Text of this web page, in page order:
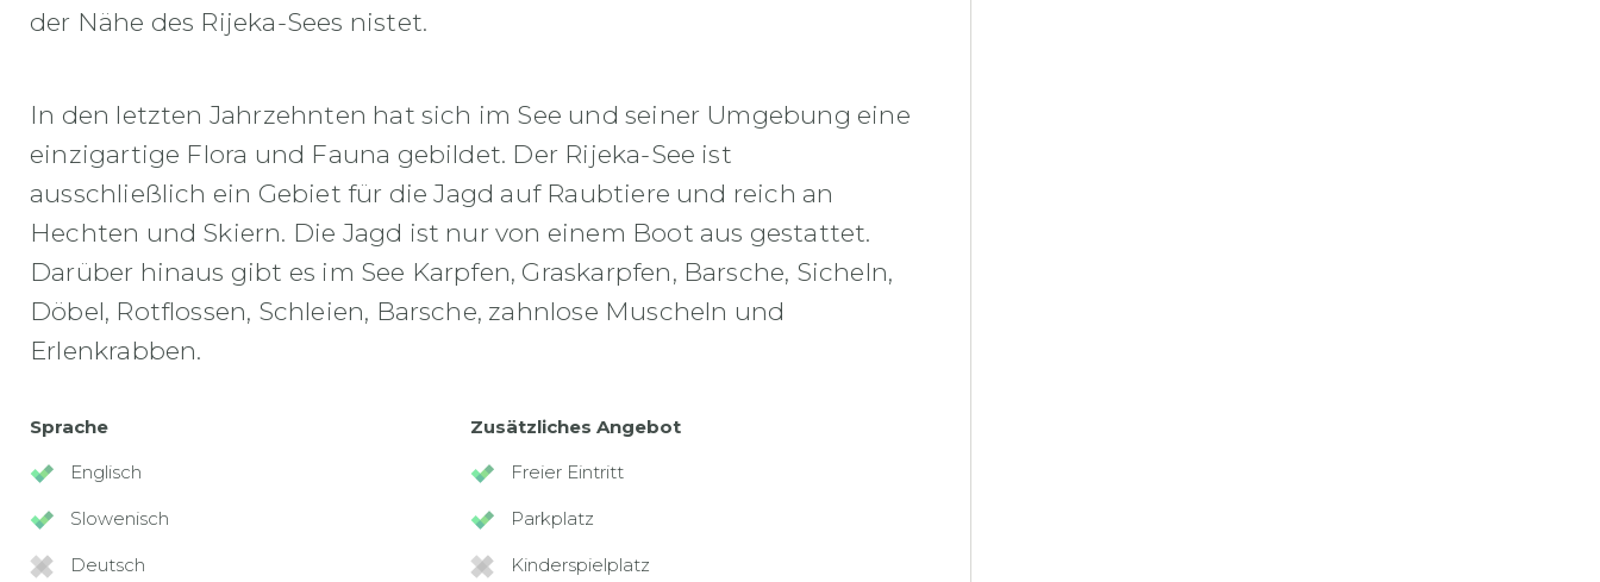
der Nähe des Rijeka-Sees nistet.
In den letzten Jahrzehnten hat sich im See und seiner Umgebung eine
einzigartige Flora und Fauna gebildet. Der Rijeka-See ist
ausschließlich ein Gebiet für die Jagd auf Raubtiere und reich an
Hechten und Skiern. Die Jagd ist nur von einem Boot aus gestattet.
Darüber hinaus gibt es im See Karpfen, Graskarpfen, Barsche, Sicheln,
Döbel, Rotflossen, Schleien, Barsche, zahnlose Muscheln und
Erlenkrabben.
Sprache
Englisch
Slowenisch
Deutsch
Zusätzliches Angebot
Freier Eintritt
Parkplatz
Kinderspielplatz